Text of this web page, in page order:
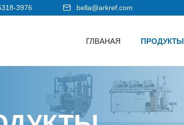
3976 bella@arkref.com
ГЛВАНАЯ ПРОДУКТЫ